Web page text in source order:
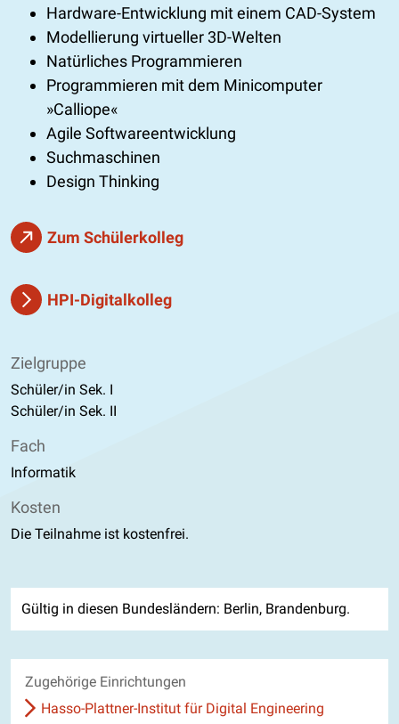
Hardware-Entwicklung mit einem CAD-System
Modellierung virtueller 3D-Welten
Natürliches Programmieren
Programmieren mit dem Minicomputer
»Calliope«
Agile Softwareentwicklung
Suchmaschinen
Design Thinking
Zum Schülerkolleg
HPI-Digitalkolleg
Zielgruppe
Schüler/in Sek. I
Schüler/in Sek. II
Fach
Informatik
Kosten
Die Teilnahme ist kostenfrei.
Gültig in diesen Bundesländern: Berlin, Brandenburg.
Zugehörige Einrichtungen
Hasso-Plattner-Institut für Digital Engineering